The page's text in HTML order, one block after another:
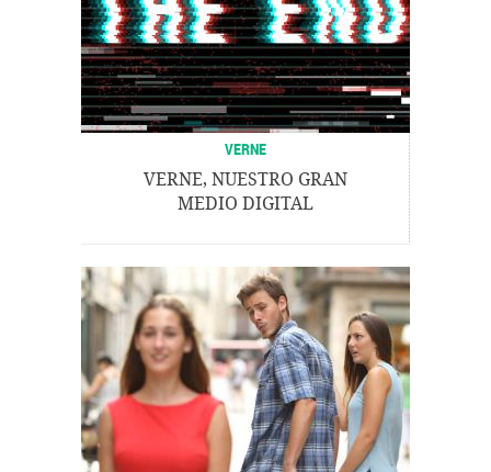
VERNE
VERNE, NUESTRO GRAN
MEDIO DIGITAL